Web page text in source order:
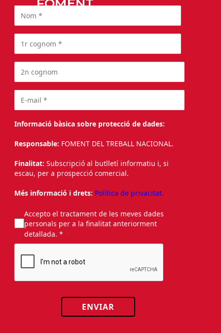
FOMENT
Informació bàsica sobre protecció de dades:
Responsable: FOMENT DEL TREBALL NACIONAL.
Finalitat: Subscripció al butlletí informatiu i, si
escau, per a prospecció comercial.
Més informació i drets: Política de privacitat.
Accepto el tractament de les meves dades
personals per a la finalitat anteriorment
detallada. *
ENVIAR